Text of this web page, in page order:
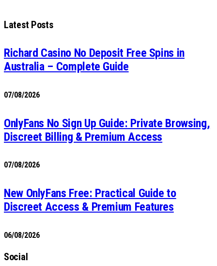
Latest Posts
Richard Casino No Deposit Free Spins in
Australia – Complete Guide
07/08/2026
OnlyFans No Sign Up Guide: Private Browsing,
Discreet Billing & Premium Access
07/08/2026
New OnlyFans Free: Practical Guide to
Discreet Access & Premium Features
06/08/2026
Social